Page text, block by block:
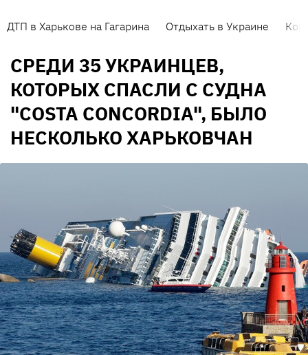
ДТП в Харькове на Гагарина Отдыхать в Украине
СРЕДИ 35 УКРАИНЦЕВ,
КОТОРЫХ СПАСЛИ С СУДНА
"COSTA CONCORDIA", БЫЛО
НЕСКОЛЬКО ХАРЬКОВЧАН